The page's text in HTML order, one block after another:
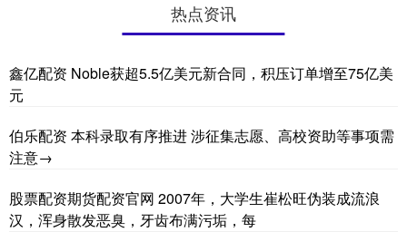
热点资讯
鑫亿配资 Noble获超5.5亿美元新合同，积压订单增至75亿美
元
伯乐配资 本科录取有序推进 涉征集志愿、高校资助等事项需
注意→
股票配资期货配资官网 2007年，大学生崔松旺伪装成流浪
汉，浑身散发恶臭，牙齿布满污垢，每